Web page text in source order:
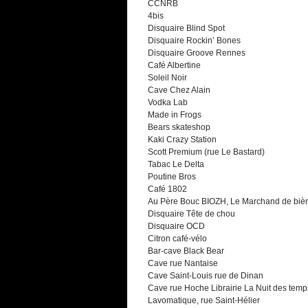
CCNRB
4bis
Disquaire Blind Spot
Disquaire Rockin’ Bones
Disquaire Groove Rennes
Café Albertine
Soleil Noir
Cave Chez Alain
Vodka Lab
Made in Frogs
Bears skateshop
Kaki Crazy Station
Scott Premium (rue Le Bastard)
Tabac Le Delta
Poutine Bros
Café 1802
Au Père Bouc BIOZH, Le Marchand de
Disquaire Tête de chou
Disquaire OCD
Citron café-vélo
Bar-cave Black Bear
Cave rue Nantaise
Cave Saint-Louis rue de Dinan
Cave rue Hoche Librairie La Nuit des
Lavomatique, rue Saint-Hélier